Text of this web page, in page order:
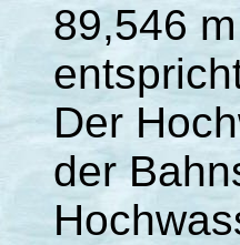
89,546
Der
der